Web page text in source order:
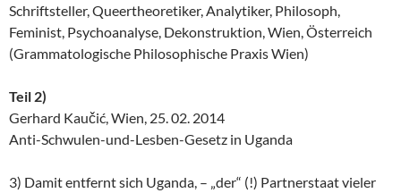
Schriftsteller, Queertheoretiker, Analytiker, Philosoph,
Feminist, Psychoanalyse, Dekonstruktion, Wien, Österreich
(Grammatologische Philosophische Praxis Wien)
Teil 2)
Gerhard Kaučić, Wien, 25. 02. 2014
Anti-Schwulen-und-Lesben-Gesetz in Uganda
3) Damit entfernt sich Uganda, – „der“ (!) Partnerstaat vieler